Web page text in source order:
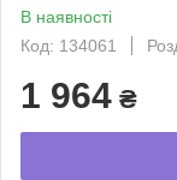
В наявності
Код: 134061
1 964 ₴